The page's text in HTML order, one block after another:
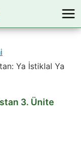
Ya İstiklal Ya
3. Ünite